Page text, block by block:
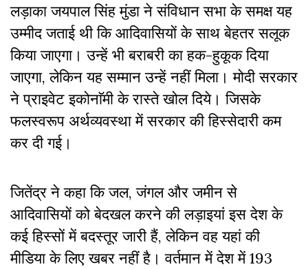
लड़ाका जयपाल सिंह मुंडा ने संविधान सभा के समक्ष यह
उम्मीद जताई थी कि आदिवासियों के साथ बेहतर सलूक
किया जाएगा। उन्हें भी बराबरी का हक-हुकूक दिया
जाएगा, लेकिन यह सम्मान उन्हें नहीं मिला। मोदी सरकार
ने प्राइवेट इकोनाॅमी के रास्ते खोल दिये। जिसके
फलस्वरूप अर्थव्यवस्था में सरकार की हिस्सेदारी कम
कर दी गई।
जितेंद्र ने कहा कि जल, जंगल और जमीन से
आदिवासियों को बेदखल करने की लड़ाइयां इस देश के
कई हिस्सों में बदस्तूर जारी हैं, लेकिन वह यहां की
मीडिया के लिए खबर नहीं है। वर्तमान में देश में 193